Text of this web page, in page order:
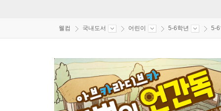
웰컴 국내도서 어린이 5-6학년 5-6